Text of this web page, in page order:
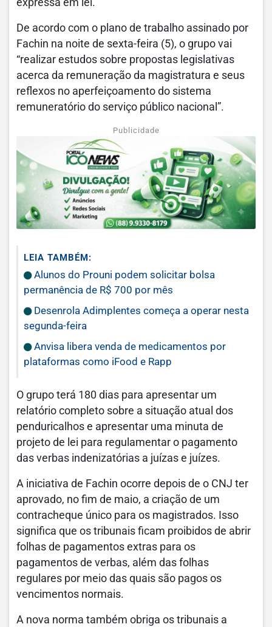
expressa em lei.
De acordo com o plano de trabalho assinado por
Fachin na noite de sexta-feira (5), o grupo vai
“realizar estudos sobre propostas legislativas
acerca da remuneração da magistratura e seus
reflexos no aperfeiçoamento do sistema
remuneratório do serviço público nacional”.
Publicidade
LEIA TAMBÉM:
Alunos do Prouni podem solicitar bolsa
permanência de R$ 700 por mês
Desenrola Adimplentes começa a operar nesta
segunda-feira
Anvisa libera venda de medicamentos por
plataformas como iFood e Rapp
O grupo terá 180 dias para apresentar um
relatório completo sobre a situação atual dos
penduricalhos e apresentar uma minuta de
projeto de lei para regulamentar o pagamento
das verbas indenizatórias a juízas e juízes.
A iniciativa de Fachin ocorre depois de o CNJ ter
aprovado, no fim de maio, a criação de um
contracheque único para os magistrados. Isso
significa que os tribunais ficam proibidos de abrir
folhas de pagamentos extras para os
pagamentos de verbas, além das folhas
regulares por meio das quais são pagos os
vencimentos normais.
A nova norma também obriga os tribunais a